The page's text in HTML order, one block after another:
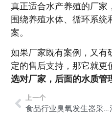
真正适合水产养殖的厂家
围绕养殖水体、循环系统
案。
如果厂家既有案例，又有
定的售后支持，那它就更
选对厂家，后面的水质管
上一个
食品行业臭氧发生器采购哪个厂家更合适